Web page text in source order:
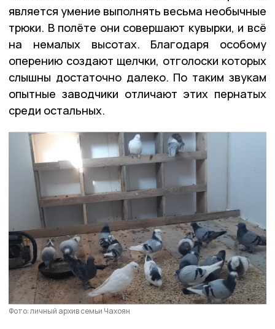
является умение выполнять весьма необычные
трюки. В полёте они совершают кувырки, и всё
на немалых высотах. Благодаря особому
оперению создают щелчки, отголоски которых
слышны достаточно далеко. По таким звукам
опытные заводчики отличают этих пернатых
среди остальных.
Фото: личный архив семьи Чахоян